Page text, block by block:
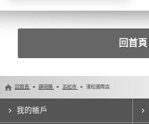
回首頁
回首頁 靜岡縣 浜松市 濱松國際店
我的帳戶